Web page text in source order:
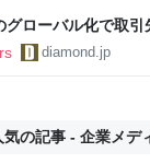
グローバル化で取
diamond.jp
気の記事 - 企業メデ